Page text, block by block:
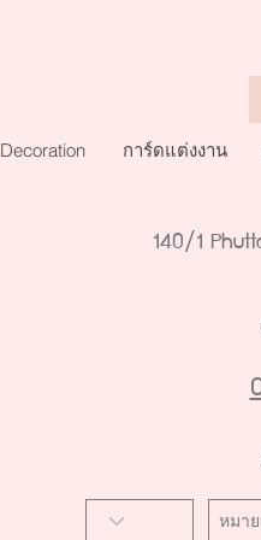
Decoration การ์ดแต่งงาน
140/1